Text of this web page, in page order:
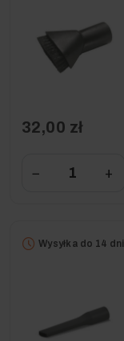
32,00 zł
− +
Wysyłka do 14 dni